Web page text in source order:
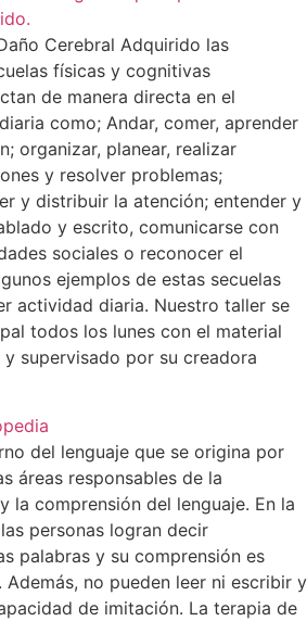
Cerebral Adquirido las
físicas y cognitivas
de manera directa en el
como; Andar, comer, aprender
organizar, planear, realizar
y resolver problemas;
y distribuir la atención; entender y
y escrito, comunicarse con
sociales o reconocer el
ejemplos de estas secuelas
actividad diaria. Nuestro taller se
todos los lunes con el material
supervisado por su creadora
del lenguaje que se origina por
áreas responsables de la
la comprensión del lenguaje. En la
personas logran decir
palabras y su comprensión es
no pueden leer ni escribir y
de imitación. La terapia de